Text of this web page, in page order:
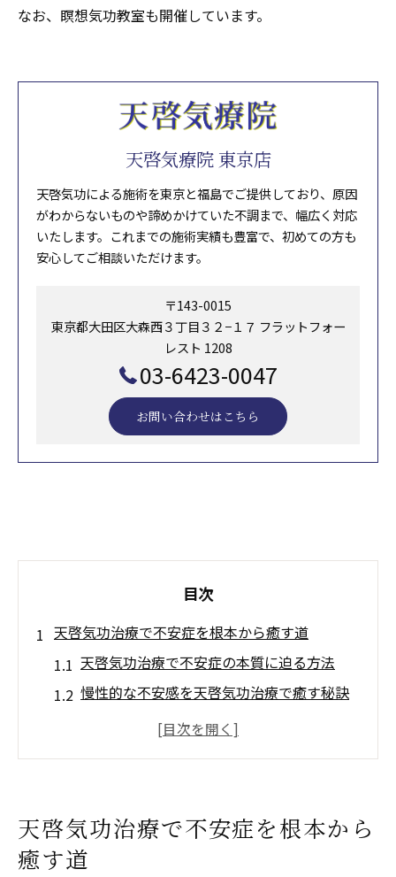
なお、瞑想気功教室も開催しています。
天啓気療院 東京店
天啓気功による施術を東京と福島でご提供しており、原因
がわからないものや諦めかけていた不調まで、幅広く対応
いたします。これまでの施術実績も豊富で、初めての方も
安心してご相談いただけます。
〒143-0015
東京都大田区大森西３丁目３２−１７ フラットフォー
レスト 1208
03-6423-0047
お問い合わせはこちら
目次
天啓気功治療で不安症を根本から癒す道
天啓気功治療で不安症の本質に迫る方法
慢性的な不安感を天啓気功治療で癒す秘訣
天啓気功治療が心身に与える安定作用とは
天啓気功治療や療法で活性化するクンダリニー
覚醒による心の解放体験
天啓気功治療で不安症を根本から
癒す道